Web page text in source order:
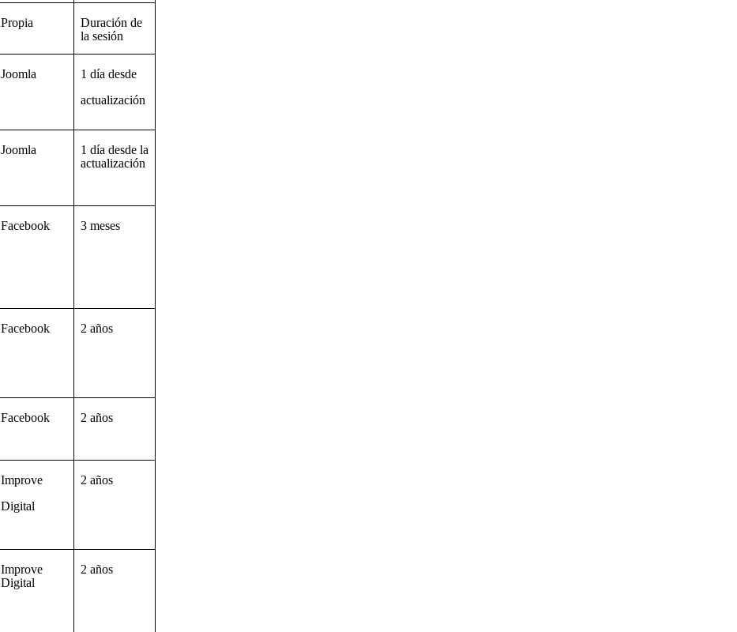
Propia
Duración de
la sesión
Joomla
1 día desde
actualización
Joomla
1 día desde la
actualización
Facebook 3 meses
Facebook 2 años
Facebook 2 años
Improve
Digital
2 años
Improve
Digital
2 años